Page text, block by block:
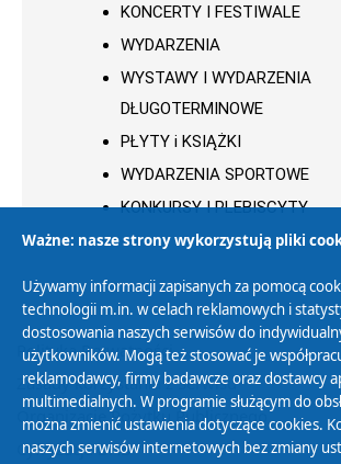
KONCERTY I FESTIWALE
WYDARZENIA
WYSTAWY I WYDARZENIA
DŁUGOTERMINOWE
PŁYTY i KSIĄŻKI
WYDARZENIA SPORTOWE
KONKURSY I PLEBISCYTY
Polityka Prywatności
Zasady korzystania z Serwisu
Organizacje Pożytku Publicznego
Cyfryzacja DAB+
Ważne: nasze strony wykorzystują pliki
Używamy informacji zapisanych za pomocą
technologii m.in. w celach reklamowych i
dostosowania naszych serwisów do
użytkowników. Mogą też stosować je
reklamodawcy, firmy badawcze oraz dostawcy
multimedialnych. W programie służącym do
można zmienić ustawienia dotyczące cookies.
naszych serwisów internetowych bez zmiany